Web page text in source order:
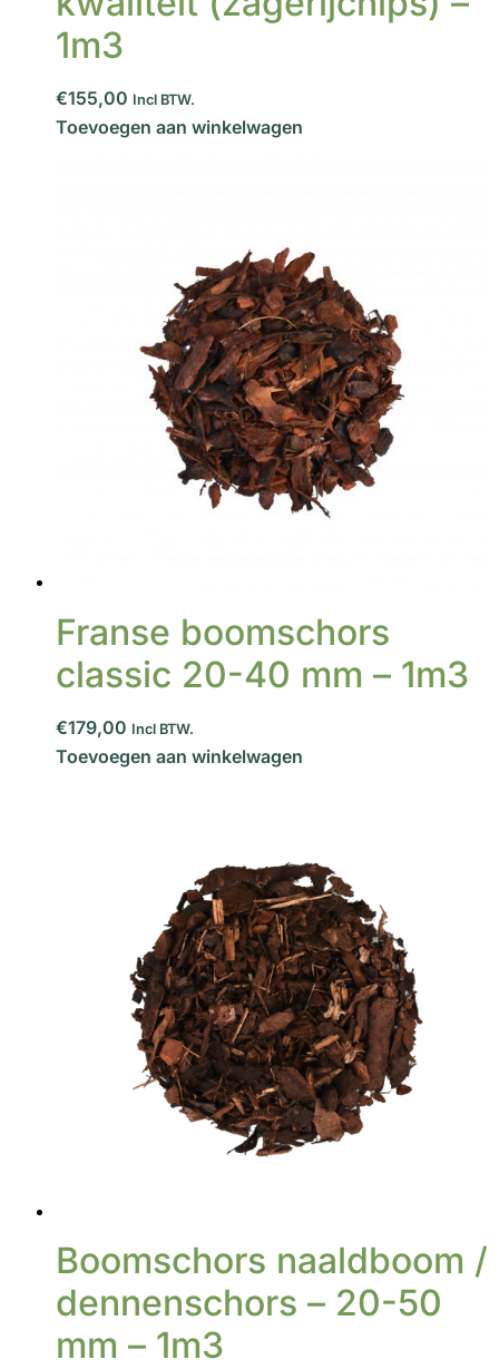
1m3
€155,00 Incl BTW.
Toevoegen aan winkelwagen
Franse boomschors
classic 20-40 mm – 1m3
€179,00 Incl BTW.
Toevoegen aan winkelwagen
Boomschors naaldboom /
dennenschors – 20-50
mm – 1m3